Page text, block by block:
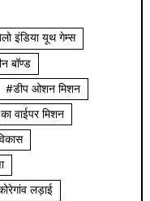
इंडिया यूथ गेम्स
बॉण्ड
#डीप ओशन मिशन
वाईपर मिशन
लड़ाई